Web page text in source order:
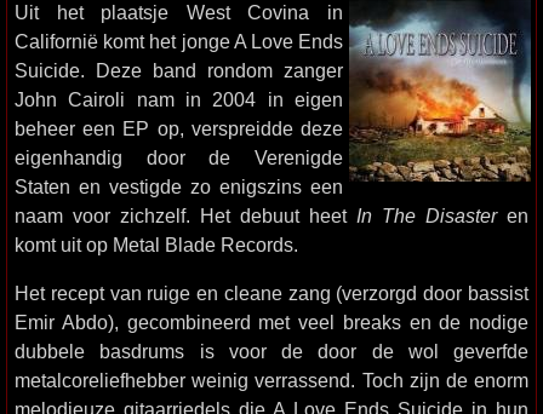
Uit het plaatsje West Covina in
Californië komt het jonge A Love Ends
Suicide. Deze band rondom zanger
John Cairoli nam in 2004 in eigen
beheer een EP op, verspreidde deze
eigenhandig door de Verenigde
Staten en vestigde zo enigszins een
naam voor zichzelf. Het debuut heet In The Disasteren
komt uit op Metal Blade Records.
Het recept van ruige en cleane zang (verzorgd door bassist
Emir Abdo), gecombineerd met veel breaks en de nodige
dubbele basdrums is voor de door de wol geverfde
metalcoreliefhebber weinig verrassend. Toch zijn de enorm
melodieuze gitaarriedels die A Love Ends Suicide in hun